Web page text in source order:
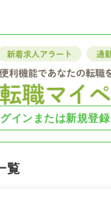
インまたは新規登録
覧